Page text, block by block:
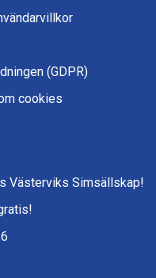
(GDPR)
cookies
Västerviks Simsällskap!